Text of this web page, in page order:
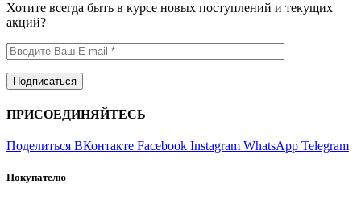
Хотите всегда быть в курсе новых поступлений и текущих
акций?
ПРИСОЕДИНЯЙТЕСЬ
Поделиться ВКонтакте Facebook Instagram WhatsApp Telegram
Покупателю